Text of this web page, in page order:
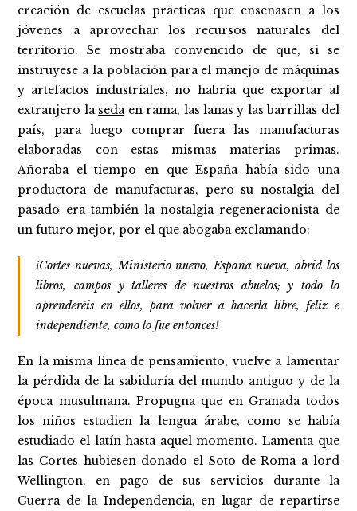
creación de escuelas prácticas que enseñasen a los
jóvenes a aprovechar los recursos naturales del
territorio. Se mostraba convencido de que, si se
instruyese a la población para el manejo de máquinas
y artefactos industriales, no habría que exportar al
extranjero la sedaen rama, las lanas y las barrillas del
país, para luego comprar fuera las manufacturas
elaboradas con estas mismas materias primas.
Añoraba el tiempo en que España había sido una
productora de manufacturas, pero su nostalgia del
pasado era también la nostalgia regeneracionista de
un futuro mejor, por el que abogaba exclamando:
¡Cortes nuevas, Ministerio nuevo, España nueva, abrid los
libros, campos y talleres de nuestros abuelos; y todo lo
aprenderéis en ellos, para volver a hacerla libre, feliz e
independiente, como lo fue entonces!
En la misma línea de pensamiento, vuelve a lamentar
la pérdida de la sabiduría del mundo antiguo y de la
época musulmana. Propugna que en Granada todos
los niños estudien la lengua árabe, como se había
estudiado el latín hasta aquel momento. Lamenta que
las Cortes hubiesen donado el Soto de Roma a lord
Wellington, en pago de sus servicios durante la
Guerra de la Independencia, en lugar de repartirse